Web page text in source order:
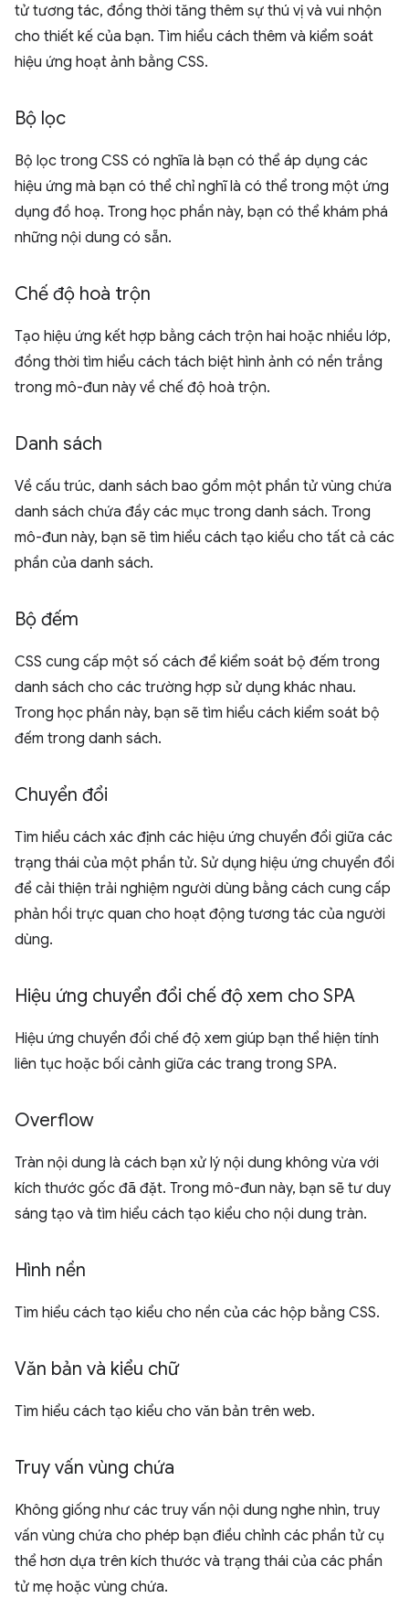
tử tương tác, đồng thời tăng thêm sự thú vị và vui nhộn
cho thiết kế của bạn. Tìm hiểu cách thêm và kiểm soát
hiệu ứng hoạt ảnh bằng CSS.
Bộ lọc
Bộ lọc trong CSS có nghĩa là bạn có thể áp dụng các
hiệu ứng mà bạn có thể chỉ nghĩ là có thể trong một ứng
dụng đồ hoạ. Trong học phần này, bạn có thể khám phá
những nội dung có sẵn.
Chế độ hoà trộn
Tạo hiệu ứng kết hợp bằng cách trộn hai hoặc nhiều lớp,
đồng thời tìm hiểu cách tách biệt hình ảnh có nền trắng
trong mô-đun này về chế độ hoà trộn.
Danh sách
Về cấu trúc, danh sách bao gồm một phần tử vùng chứa
danh sách chứa đầy các mục trong danh sách. Trong
mô-đun này, bạn sẽ tìm hiểu cách tạo kiểu cho tất cả các
phần của danh sách.
Bộ đếm
CSS cung cấp một số cách để kiểm soát bộ đếm trong
danh sách cho các trường hợp sử dụng khác nhau.
Trong học phần này, bạn sẽ tìm hiểu cách kiểm soát bộ
đếm trong danh sách.
Chuyển đổi
Tìm hiểu cách xác định các hiệu ứng chuyển đổi giữa các
trạng thái của một phần tử. Sử dụng hiệu ứng chuyển đổi
để cải thiện trải nghiệm người dùng bằng cách cung cấp
phản hồi trực quan cho hoạt động tương tác của người
dùng.
Hiệu ứng chuyển đổi chế độ xem cho SPA
Hiệu ứng chuyển đổi chế độ xem giúp bạn thể hiện tính
liên tục hoặc bối cảnh giữa các trang trong SPA.
Overflow
Tràn nội dung là cách bạn xử lý nội dung không vừa với
kích thước gốc đã đặt. Trong mô-đun này, bạn sẽ tư duy
sáng tạo và tìm hiểu cách tạo kiểu cho nội dung tràn.
Hình nền
Tìm hiểu cách tạo kiểu cho nền của các hộp bằng CSS.
Văn bản và kiểu chữ
Tìm hiểu cách tạo kiểu cho văn bản trên web.
Truy vấn vùng chứa
Không giống như các truy vấn nội dung nghe nhìn, truy
vấn vùng chứa cho phép bạn điều chỉnh các phần tử cụ
thể hơn dựa trên kích thước và trạng thái của các phần
tử mẹ hoặc vùng chứa.